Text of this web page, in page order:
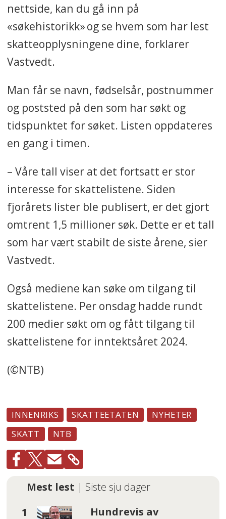
nettside, kan du gå inn på
«søkehistorikk» og se hvem som har lest
skatteopplysningene dine, forklarer
Vastvedt.
Man får se navn, fødselsår, postnummer
og poststed på den som har søkt og
tidspunktet for søket. Listen oppdateres
en gang i timen.
– Våre tall viser at det fortsatt er stor
interesse for skattelistene. Siden
fjorårets lister ble publisert, er det gjort
omtrent 1,5 millioner søk. Dette er et tall
som har vært stabilt de siste årene, sier
Vastvedt.
Også mediene kan søke om tilgang til
skattelistene. Per onsdag hadde rundt
200 medier søkt om og fått tilgang til
skattelistene for inntektsåret 2024.
(©NTB)
INNENRIKS SKATTEETATEN
NYHETER
SKATT
NTB
Mest lest | Siste sju dager
Hundrevis av